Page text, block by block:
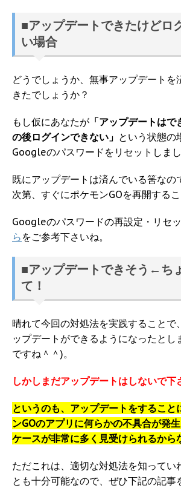
■アップデートできたけどロ
い場合
どうでしょうか、無事アップデートを
きたでしょうか？
もし仮にあなたが 「アップデートは
の後ログインできない」 という状態の
Googleのパスワードをリセットしまし
既にアップデートは済んでいる筈なの
次第、すぐにポケモンGOを再開するこ
Googleのパスワードの再設定・リセ
ら をご参考下さいね。
■アップデートできそう←ち
て！
晴れて今回の対処法を実践することで
ップデートができるようになったとし
ですね＾＾)。
しかしまだアップデートはしないで下
というのも、アップデートをすること
ンGOのアプリに何らかの不具合が発
ケースが非常に多く見受けられるから
ただこれは、適切な対処法を知ってい
とも十分可能なので、ぜひ下記の記事